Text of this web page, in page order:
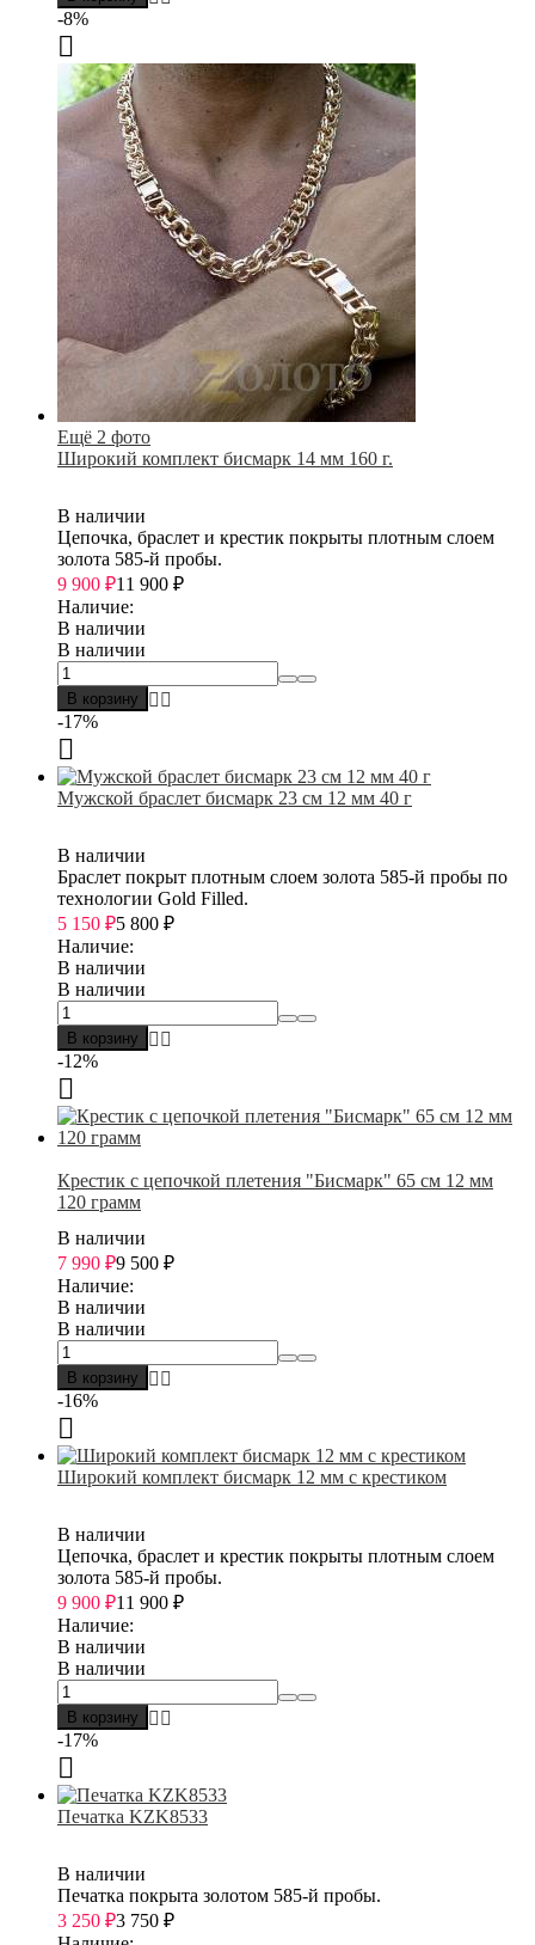
-8%
Ещё 2 фото
Широкий комплект бисмарк 14 мм 160 г.
В наличии
Цепочка, браслет и крестик покрыты плотным слоем
золота 585-й пробы.
9 900 ₽11 900 ₽
Наличие:
В наличии
В наличии
В корзину
-17%
Мужской браслет бисмарк 23 см 12 мм 40 г
В наличии
Браслет покрыт плотным слоем золота 585-й пробы по
технологии Gold Filled.
5 150 ₽5 800 ₽
Наличие:
В наличии
В наличии
В корзину
-12%
Крестик с цепочкой плетения "Бисмарк" 65 см 12 мм
120 грамм
В наличии
7 990 ₽9 500 ₽
Наличие:
В наличии
В наличии
В корзину
-16%
Широкий комплект бисмарк 12 мм с крестиком
В наличии
Цепочка, браслет и крестик покрыты плотным слоем
золота 585-й пробы.
9 900 ₽11 900 ₽
Наличие:
В наличии
В наличии
В корзину
-17%
Печатка KZK8533
В наличии
Печатка покрыта золотом 585-й пробы.
3 250 ₽3 750 ₽